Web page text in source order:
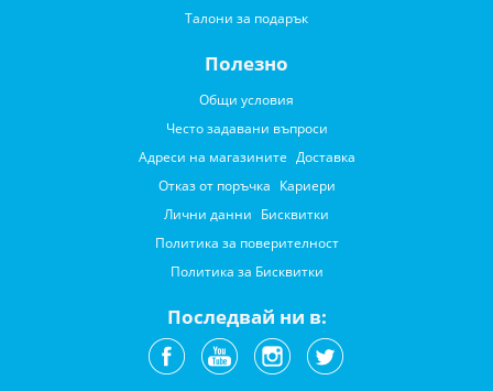
Талони за подарък
Полезно
Общи условия
Често задавани въпроси
Адреси на магазините Доставка
Отказ от поръчка Кариери
Лични данни Бисквитки
Политика за поверителност
Политика за Бисквитки
Последвай ни в: